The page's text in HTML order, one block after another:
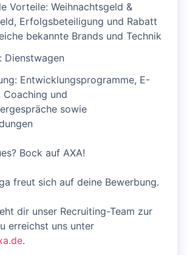
Vorteile: Weihnachtsgeld &
Erfolgsbeteiligung und Rabatt
bekannte Brands und Technik
Dienstwagen
Entwicklungsprogramme, E-
Coaching und
sowie
Bock auf AXA!
freut sich auf deine Bewerbung.
dir unser Recruiting-Team zur
erreichst uns unter
.